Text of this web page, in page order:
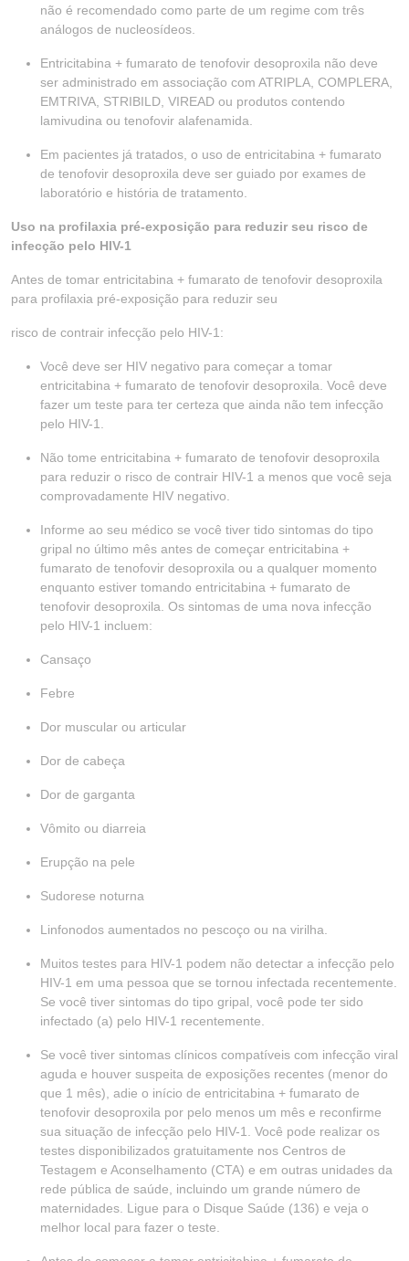
não é recomendado como parte de um regime com três
análogos de nucleosídeos.
Entricitabina + fumarato de tenofovir desoproxila não deve
ser administrado em associação com ATRIPLA, COMPLERA,
EMTRIVA, STRIBILD, VIREAD ou produtos contendo
lamivudina ou tenofovir alafenamida.
Em pacientes já tratados, o uso de entricitabina + fumarato
de tenofovir desoproxila deve ser guiado por exames de
laboratório e história de tratamento.
Uso na profilaxia pré-exposição para reduzir seu risco de
infecção pelo HIV-1
Antes de tomar entricitabina + fumarato de tenofovir desoproxila
para profilaxia pré-exposição para reduzir seu
risco de contrair infecção pelo HIV-1:
Você deve ser HIV negativo para começar a tomar
entricitabina + fumarato de tenofovir desoproxila. Você deve
fazer um teste para ter certeza que ainda não tem infecção
pelo HIV-1.
Não tome entricitabina + fumarato de tenofovir desoproxila
para reduzir o risco de contrair HIV-1 a menos que você seja
comprovadamente HIV negativo.
Informe ao seu médico se você tiver tido sintomas do tipo
gripal no último mês antes de começar entricitabina +
fumarato de tenofovir desoproxila ou a qualquer momento
enquanto estiver tomando entricitabina + fumarato de
tenofovir desoproxila. Os sintomas de uma nova infecção
pelo HIV-1 incluem:
Cansaço
Febre
Dor muscular ou articular
Dor de cabeça
Dor de garganta
Vômito ou diarreia
Erupção na pele
Sudorese noturna
Linfonodos aumentados no pescoço ou na virilha.
Muitos testes para HIV-1 podem não detectar a infecção pelo
HIV-1 em uma pessoa que se tornou infectada recentemente.
Se você tiver sintomas do tipo gripal, você pode ter sido
infectado (a) pelo HIV-1 recentemente.
Se você tiver sintomas clínicos compatíveis com infecção viral
aguda e houver suspeita de exposições recentes (menor do
que 1 mês), adie o início de entricitabina + fumarato de
tenofovir desoproxila por pelo menos um mês e reconfirme
sua situação de infecção pelo HIV-1. Você pode realizar os
testes disponibilizados gratuitamente nos Centros de
Testagem e Aconselhamento (CTA) e em outras unidades da
rede pública de saúde, incluindo um grande número de
maternidades. Ligue para o Disque Saúde (136) e veja o
melhor local para fazer o teste.